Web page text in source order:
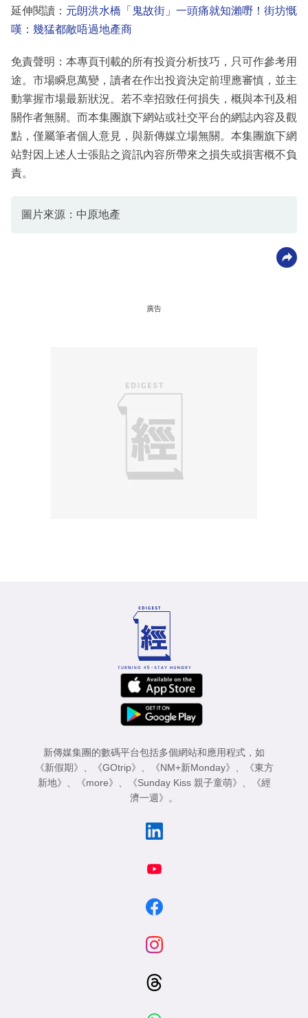
延伸閱讀： 元朗洪水橋「鬼故街」一頭痛就知瀨嘢！街坊慨
嘆：幾猛都敵唔過地產商
免責聲明：本專頁刊載的所有投資分析技巧，只可作參考用
途。市場瞬息萬變，讀者在作出投資決定前理應審慎，並主
動掌握市場最新狀況。若不幸招致任何損失，概與本刊及相
關作者無關。而本集團旗下網站或社交平台的網誌內容及觀
點，僅屬筆者個人意見，與新傳媒立場無關。本集團旗下網
站對因上述人士張貼之資訊內容所帶來之損失或損害概不負
責。
圖片來源：中原地產
廣告
新傳媒集團的數碼平台包括多個網站和應用程式，如
《新假期》
《GOtrip》 《NM+新Monday》
《東方
新地》
《more》 《Sunday Kiss 親子童萌》
《經
濟一週》
。